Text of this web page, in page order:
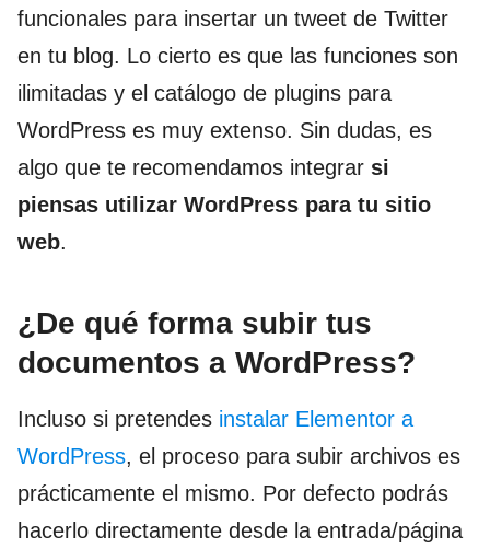
funcionales para insertar un tweet de Twitter
en tu blog. Lo cierto es que las funciones son
ilimitadas y el catálogo de plugins para
WordPress es muy extenso. Sin dudas, es
algo que te recomendamos integrar si
piensas utilizar WordPress para tu sitio
web.
¿De qué forma subir tus
documentos a WordPress?
Incluso si pretendes instalar Elementor a
WordPress, el proceso para subir archivos es
prácticamente el mismo. Por defecto podrás
hacerlo directamente desde la entrada/página